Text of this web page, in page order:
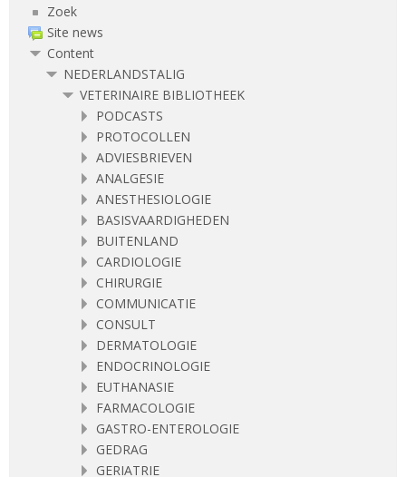
Zoek
Site news
Content
NEDERLANDSTALIG
VETERINAIRE BIBLIOTHEEK
PODCASTS
PROTOCOLLEN
ADVIESBRIEVEN
ANALGESIE
ANESTHESIOLOGIE
BASISVAARDIGHEDEN
BUITENLAND
CARDIOLOGIE
CHIRURGIE
COMMUNICATIE
CONSULT
DERMATOLOGIE
ENDOCRINOLOGIE
EUTHANASIE
FARMACOLOGIE
GASTRO-ENTEROLOGIE
GEDRAG
GERIATRIE